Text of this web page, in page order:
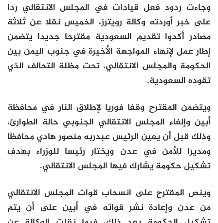
وجاءت ردود فعل قيادات في المجلس الانتقالي ردا
على خبر أوردته وكالة رويترز، الخميس نقلا عن ثلاثة
مصادر أكدوا تقديم السعودية مقترحا جديدا يتضمن
إطار عمل لإنهاء المواجهة الأخيرة في جنوب اليمن بين
الحكومة والمجلس الانتقالي، تحت مظلة التحالف الذي
تقوده السعودية.
ويتضمن المقترح وقفا فوريا لإطلاق النار في محافظة
أبين وإلغاء المجلس الانتقالي الجنوبي حالة الطوارئ،
وذلك قبل أن يعين الرئيس عبدربه منصور هادي محافظا
ومديرا للأمن في عدن ويختار رئيسا للوزراء بهدف
تشكيل حكومة يشارك فيها المجلس الانتقالي.
وينص المقترح على انسحاب قوات المجلس الانتقالي
من عدن وإعادة نشر قواته في أبين على أن يتم